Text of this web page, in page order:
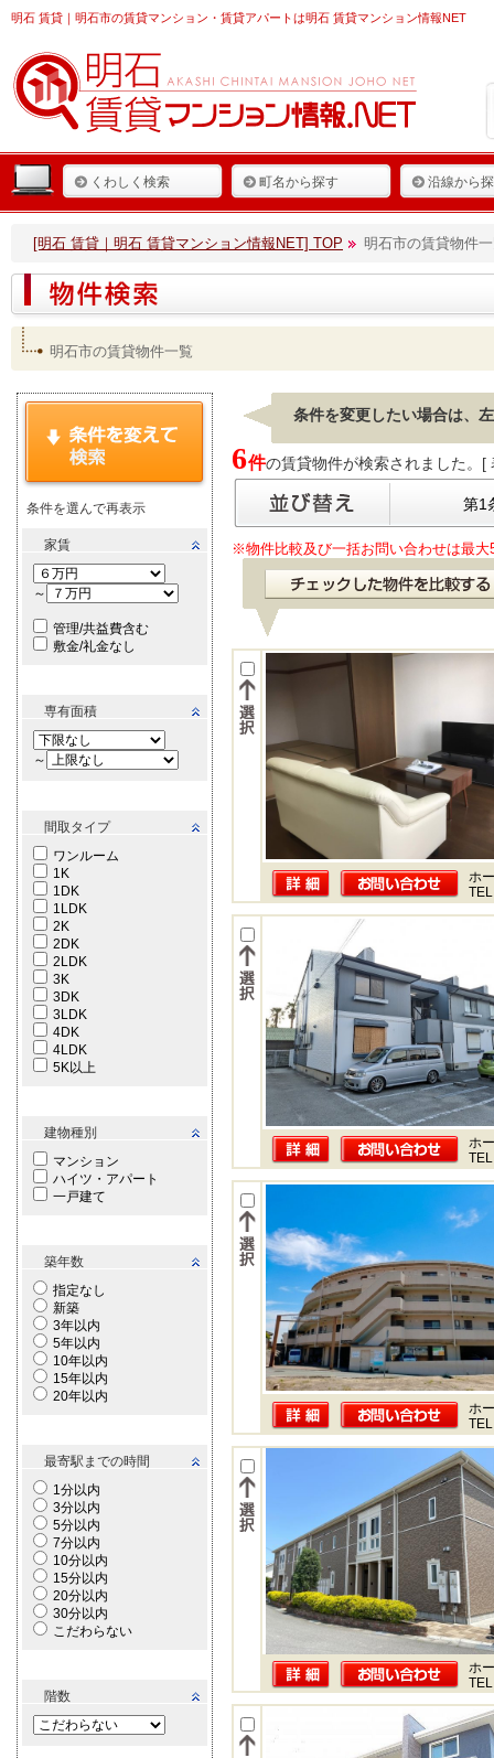
明石 賃貸 ｜明石市の賃貸マンション・賃貸アパートは明石 賃貸マンション情報NET
くわしく検索 町名から探す 沿線から
[明石 賃貸｜明石 賃貸マンション情報NET] TOP 明石市の賃貸物件
明石市の賃貸物件一覧
条件を選んで再表示
家賃
～
管理/共益費含む
敷金/礼金なし
専有面積
～
間取タイプ
ワンルーム
1K
1DK
1LDK
2K
2DK
2LDK
3K
3DK
3LDK
4DK
4LDK
5K以上
建物種別
マンション
ハイツ・アパート
一戸建て
築年数
指定なし
新築
3年以内
5年以内
10年以内
15年以内
20年以内
最寄駅までの時間
1分以内
3分以内
5分以内
7分以内
10分以内
15分以内
20分以内
30分以内
こだわらない
階数
条件を変更したい場合は、
6件の賃貸物件が検索されました。[
第1
※物件比較及び一括お問い合わせは最大
ホ
ホ
ホ
ホ